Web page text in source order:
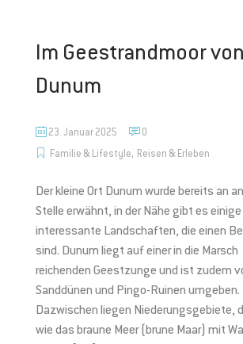
Im Geestrandmoor von
Dunum
23. Januar 2025 0
Familie & Lifestyle, Reisen & Erleben
Der kleine Ort Dunum wurde bereits an
Stelle erwähnt, in der Nähe gibt es
interessante Landschaften, die einen
sind. Dunum liegt auf einer in die Marsch
reichenden Geestzunge und ist zudem
Sanddünen und Pingo-Ruinen umgeben.
Dazwischen liegen Niederungsgebiete,
wie das braune Meer (brune Maar) mit